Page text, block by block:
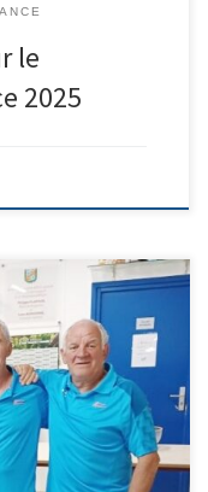
le
2025
qualifiés pour le
Orliac Jet du But 8 h